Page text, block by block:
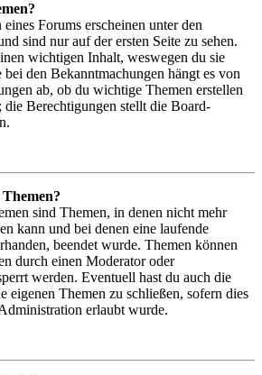
Forums erscheinen unter den
sind nur auf der ersten Seite zu sehen.
wichtigen Inhalt, weswegen du sie
bei den Bekanntmachungen hängt es von
ab, ob du wichtige Themen erstellen
die Berechtigungen stellt die Board-
Themen?
sind Themen, in denen nicht mehr
kann und bei denen eine laufende
beendet wurde. Themen können
durch einen Moderator oder
werden. Eventuell hast du auch die
eigenen Themen zu schließen, sofern dies
erlaubt wurde.